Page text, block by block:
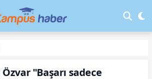
Özvar "Başarı sadece